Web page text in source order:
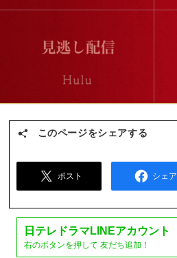
このページをシェアする
ポスト シェア
日テレドラマ LINEアカウント
右のボタンを押して 友だち追加！